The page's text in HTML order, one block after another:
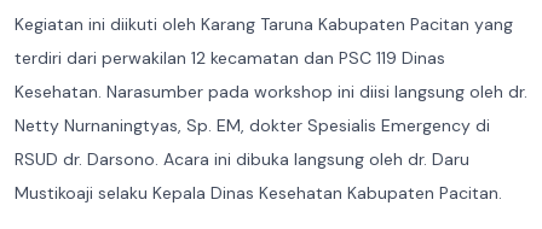
Kegiatan ini diikuti oleh Karang Taruna Kabupaten Pacitan yang
terdiri dari perwakilan 12 kecamatan dan PSC 119 Dinas
Kesehatan. Narasumber pada workshop ini diisi langsung oleh dr.
Netty Nurnaningtyas, Sp. EM, dokter Spesialis Emergency di
RSUD dr. Darsono. Acara ini dibuka langsung oleh dr. Daru
Mustikoaji selaku Kepala Dinas Kesehatan Kabupaten Pacitan.